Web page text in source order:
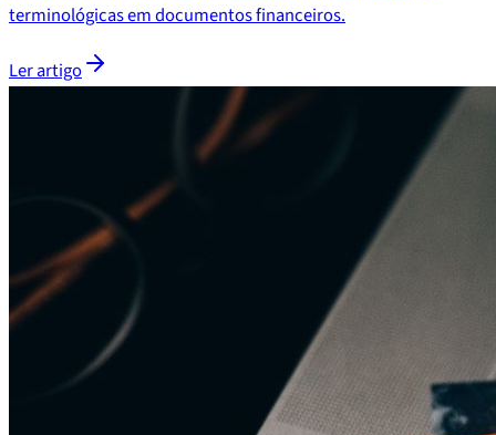
terminológicas em documentos financeiros.
Ler artigo